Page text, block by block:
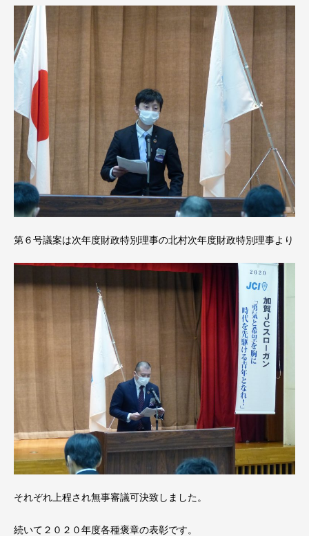
第６号議案は次年度財政特別理事の北村次年度財政特別理事より
それぞれ上程され無事審議可決致しました。
続いて２０２０年度各種褒章の表彰です。